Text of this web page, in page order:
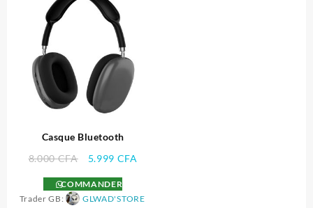
Casque Bluetooth
8.000CFA
Le
initial
était :
5.999 CFA
est :
COMMANDER
Trader GB:
GLWAD'STORE